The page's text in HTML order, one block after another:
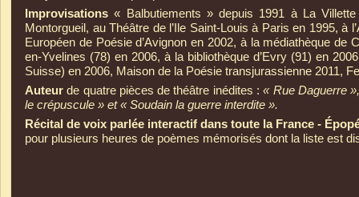
Improvisations « Balbutiements » depuis 1991 à La
Montorgueil, au Théâtre de l’Ile Saint-Louis à Paris en 1995, à
Européen de Poésie d’Avignon en 2002, à la médiathèque
en-Yvelines (78) en 2006, à la bibliothèque d’Evry (91) en
Suisse) en 2006, Maison de la Poésie transjurassienne 2011,
Auteurde quatre pièces de théâtre inédites :« Rue Daguerre
le crépuscule » et « Soudain la guerre interdite ».
Récital de voix parlée interactif dans toute la France -
pour plusieurs heures de poèmes mémorisés dont la liste est